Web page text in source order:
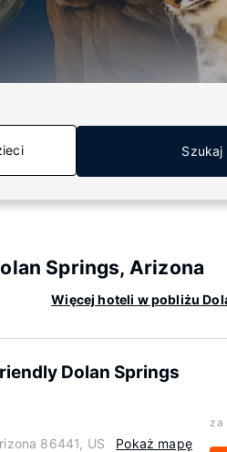
Szukaj
Springs, Arizona
Więcej hoteli w pobliżu
Dolan Springs
86441, US Pokaż mapę
za